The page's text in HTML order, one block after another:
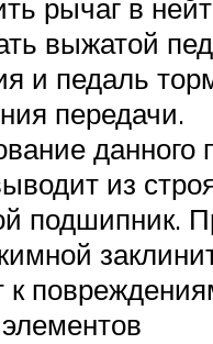
рычаг в
выжатой
и педаль
передачи.
данного
из
подшипник.
к